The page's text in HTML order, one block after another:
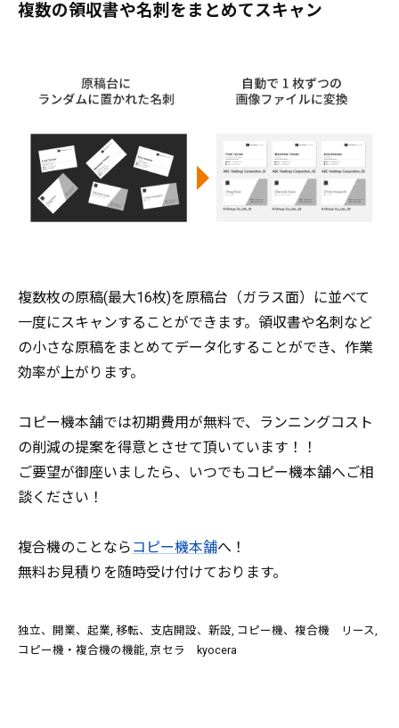
複数の領収書や名刺をまとめてスキャン
複数枚の原稿(最大16枚)を原稿台（ガラス面）に並べて
一度にスキャンすることができます。領収書や名刺など
の小さな原稿をまとめてデータ化することができ、作業
効率が上がります。
コピー機本舗では初期費用が無料で、ランニングコスト
の削減の提案を得意とさせて頂いています！！
ご要望が御座いましたら、いつでもコピー機本舗へご相
談ください！
複合機のことなら コピー機本舗へ！
無料お見積りを随時受け付けております。
独立、開業、起業 移転、支店開設、新設 コピー機、複合機 リース
コピー機・複合機の機能 京セラ kyocera